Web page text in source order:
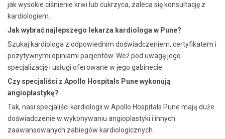
jak wysokie ciśnienie krwi lub cukrzyca, zaleca się konsultację z
kardiologiem.
Jak wybrać najlepszego lekarza kardiologa w Pune?
Szukaj kardiologa z odpowiednim doświadczeniem, certyfikatem i
pozytywnymi opiniami pacjentów. Weź pod uwagę jego
specjalizację i usługi oferowane w jego gabinecie.
Czy specjaliści z Apollo Hospitals Pune wykonują
angioplastykę?
Tak, nasi specjaliści kardiologii w Apollo Hospitals Pune mają duże
doświadczenie w wykonywaniu angioplastyki i innych
zaawansowanych zabiegów kardiologicznych.